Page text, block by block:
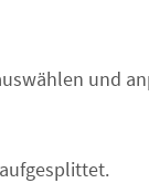
und